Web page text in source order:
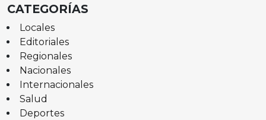
CATEGORÍAS
Locales
Editoriales
Regionales
Nacionales
Internacionales
Salud
Deportes